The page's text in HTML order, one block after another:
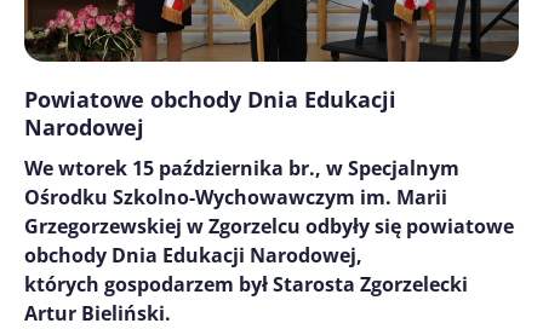
Powiatowe obchody Dnia Edukacji
Narodowej
We wtorek 15 października br., w Specjalnym
Ośrodku Szkolno-Wychowawczym im. Marii
Grzegorzewskiej w Zgorzelcu odbyły się powiatowe
obchody Dnia Edukacji Narodowej,
których gospodarzem był Starosta Zgorzelecki
Artur Bieliński.